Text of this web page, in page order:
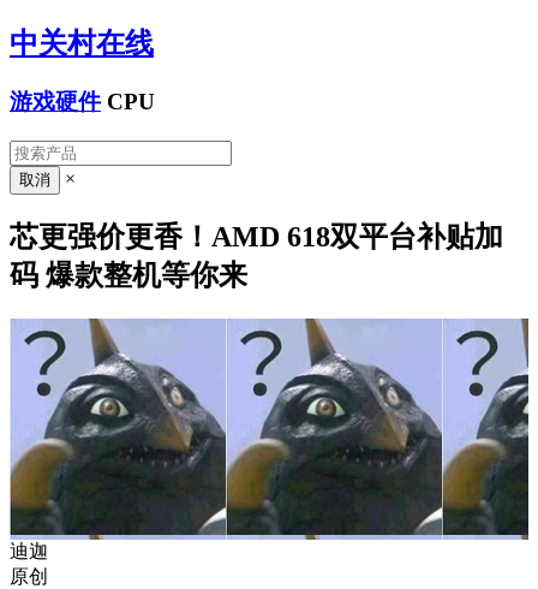
中关村在线
游戏硬件 CPU
×
芯更强价更香！AMD 618双平台补贴加
码 爆款整机等你来
迪迦
原创